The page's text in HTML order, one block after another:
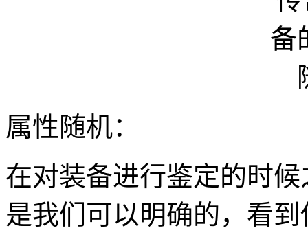
属性随机：
在对装备进行鉴定的时
是我们可以明确的，看